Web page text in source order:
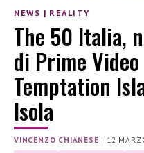
NEWS | REALITY
The 50 Italia,
di Prime
Temptation
Isola
VINCENZO CHIANESE | 12